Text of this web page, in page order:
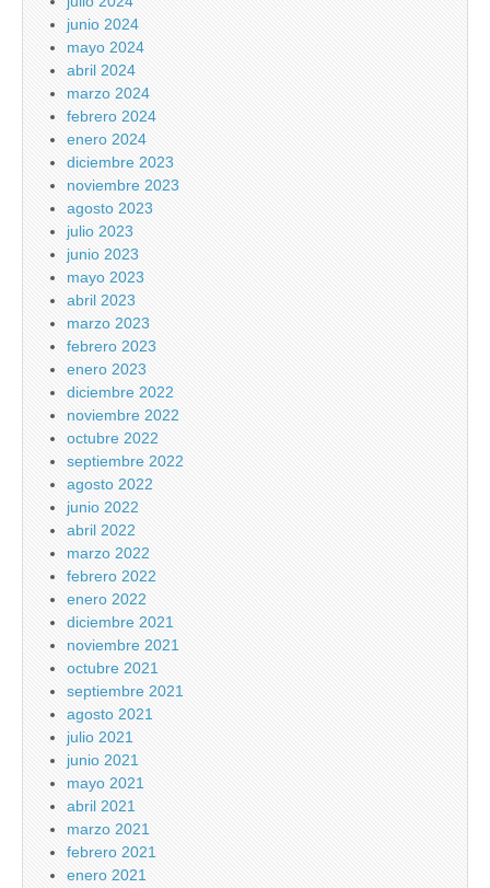
junio 2024
mayo 2024
abril 2024
marzo 2024
febrero 2024
enero 2024
diciembre 2023
noviembre 2023
agosto 2023
julio 2023
junio 2023
mayo 2023
abril 2023
marzo 2023
febrero 2023
enero 2023
diciembre 2022
noviembre 2022
octubre 2022
septiembre 2022
agosto 2022
junio 2022
abril 2022
marzo 2022
febrero 2022
enero 2022
diciembre 2021
noviembre 2021
octubre 2021
septiembre 2021
agosto 2021
julio 2021
junio 2021
mayo 2021
abril 2021
marzo 2021
febrero 2021
enero 2021